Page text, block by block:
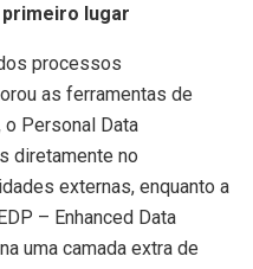
lugar
processos
as ferramentas de
o Personal Data
diretamente no
externas, enquanto a
– Enhanced Data
uma camada extra de